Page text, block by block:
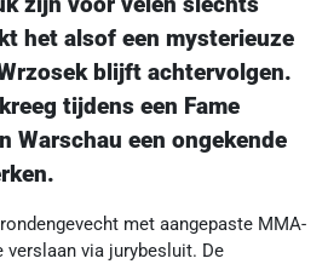
het alsof een mysterieuze
blijft achtervolgen.
tijdens een Fame
Warschau een ongekende
met aangepaste MMA-
verslaan via jurybesluit. De